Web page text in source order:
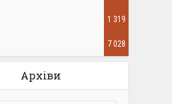
1 319
7 028
Архіви